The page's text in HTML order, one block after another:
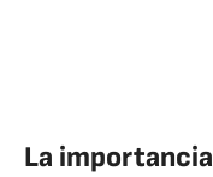
La